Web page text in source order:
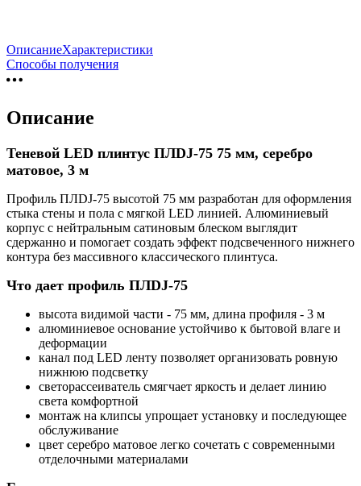
ОписаниеХарактеристики
Способы получения
Описание
Теневой LED плинтус ПЛDJ-75 75 мм, серебро
матовое, 3 м
Профиль ПЛDJ-75 высотой 75 мм разработан для оформления
стыка стены и пола с мягкой LED линией. Алюминиевый
корпус с нейтральным сатиновым блеском выглядит
сдержанно и помогает создать эффект подсвеченного нижнего
контура без массивного классического плинтуса.
Что дает профиль ПЛDJ-75
высота видимой части - 75 мм, длина профиля - 3 м
алюминиевое основание устойчиво к бытовой влаге и
деформации
канал под LED ленту позволяет организовать ровную
нижнюю подсветку
светорассеиватель смягчает яркость и делает линию
света комфортной
монтаж на клипсы упрощает установку и последующее
обслуживание
цвет серебро матовое легко сочетать с современными
отделочными материалами